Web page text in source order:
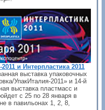
и Интерпластика 2011
выставка упаковочных
УпакИталия-2011» и 14-й
выставка пластмасс и
с 25 по 28 января в
в павильонах 1, 2, 8,